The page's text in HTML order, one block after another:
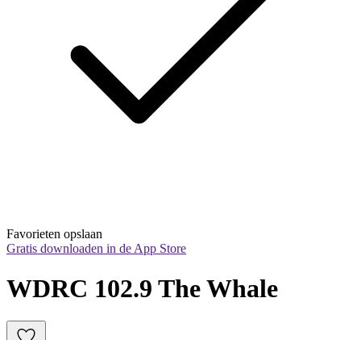
Favorieten opslaan
Gratis downloaden in de App Store
WDRC 102.9 The Whale